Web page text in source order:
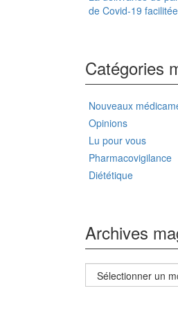
de Covid-19
Catégories
Nouveaux
Opinions
Lu pour vous
Pharmacovigilance
Diététique
Archives
Archives
magazine